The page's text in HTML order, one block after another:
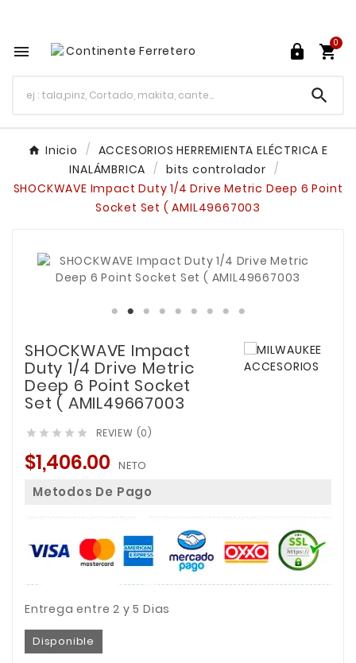
  
0

Inicio
ACCESORIOS HERREMIENTA ELÉCTRICA E
INALÁMBRICA
bits controlador
SHOCKWAVE Impact Duty 1/4 Drive Metric Deep 6 Point
Socket Set ( AMIL49667003
SHOCKWAVE Impact
Duty 1/4 Drive Metric
Deep 6 Point Socket
Set ( AMIL49667003
     REVIEW (0)
$1,406.00 NETO
Metodos De Pago
Entrega entre 2 y 5 Dias
Disponible